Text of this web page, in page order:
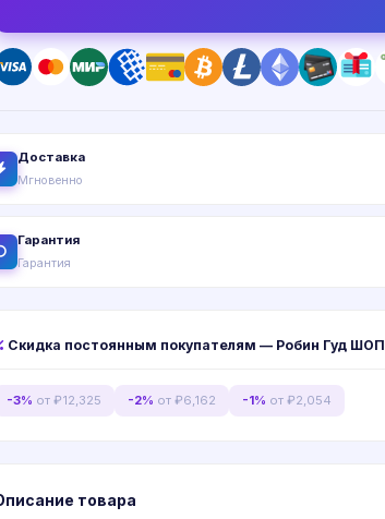
Доставка
Мгновенно
Гарантия
Гарантия
Скидка постоянным покупателям — Робин Гуд ШОП
-3% от ₽12,325 -2% от ₽6,162 -1% от ₽2,054
товара